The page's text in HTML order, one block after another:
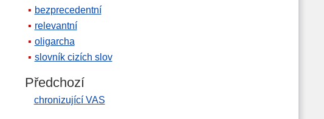
bezprecedentní
relevantní
oligarcha
slovník cizích slov
Předchozí
chronizující VAS